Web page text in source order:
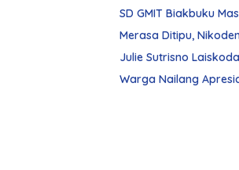
SD GMIT Biakbuku
Julie Sutrisno
Warga Nailang